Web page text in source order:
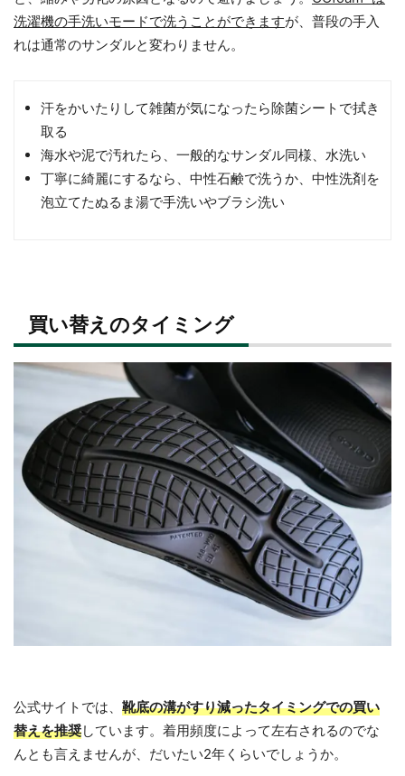
洗濯機の手洗いモードで洗うことができますが、普段の手入
れは通常のサンダルと変わりません。
汗をかいたりして雑菌が気になったら除菌シートで拭き
取る
海水や泥で汚れたら、一般的なサンダル同様、水洗い
丁寧に綺麗にするなら、中性石鹸で洗うか、中性洗剤を
泡立てたぬるま湯で手洗いやブラシ洗い
買い替えのタイミング
公式サイトでは、 靴底の溝がすり減ったタイミングでの買い
替えを推奨しています。着用頻度によって左右されるのでな
んとも言えませんが、だいたい2年くらいでしょうか。